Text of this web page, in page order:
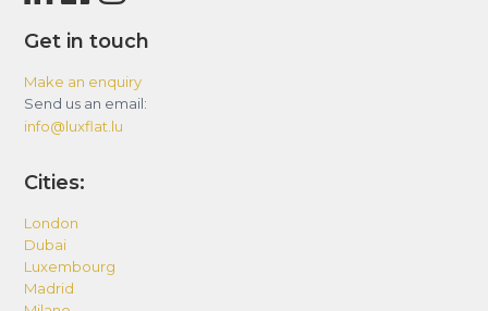
Get in touch
Make an enquiry
Send us an email:
info@luxflat.lu
Cities:
London
Dubai
Luxembourg
Madrid